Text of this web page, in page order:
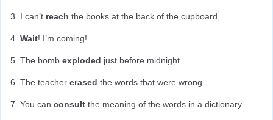
3. I can’t reach the books at the back of the cupboard.
4. Wait! I’m coming!
5. The bomb exploded just before midnight.
6. The teacher erased the words that were wrong.
7. You can consult the meaning of the words in a dictionary.